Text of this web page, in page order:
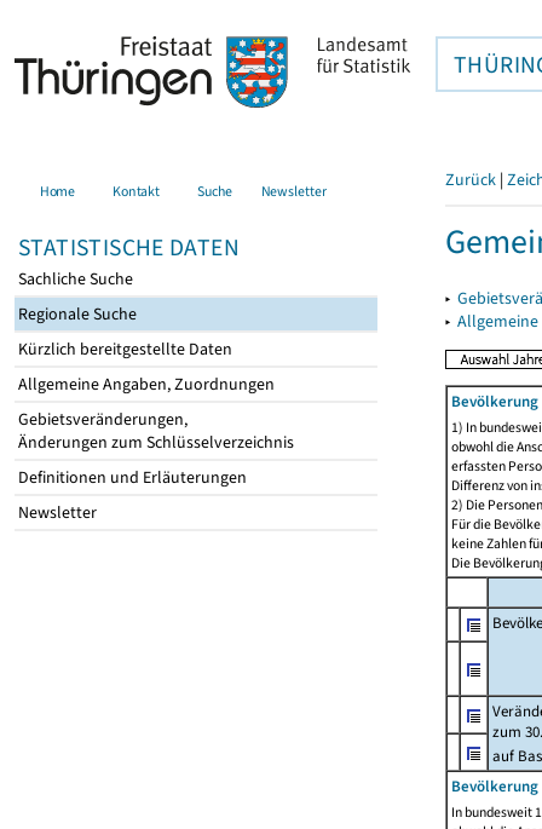
Home Kontakt Suche Newsletter
STATISTISCHE DATEN
Sachliche Suche
Regionale Suche
Kürzlich bereitgestellte Daten
Allgemeine Angaben, Zuordnungen
Gebietsveränderungen,
Änderungen zum Schlüsselverzeichnis
Definitionen und Erläuterungen
Newsletter
Zurück |
▸
▸
1) In
obwohl die
erfassten
Differenz von
2) Die
Für die
keine Zahlen
Die
zum
auf
Bevölkerung
In bundesweit